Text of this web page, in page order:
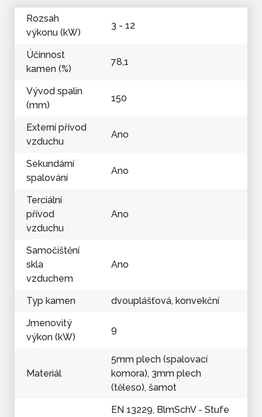
Rozsah
výkonu (kW)
3 - 12
Účinnost
kamen (%)
78,1
Vývod spalin
(mm)
150
Externí přívod
vzduchu
Ano
Sekundární
spalování
Ano
Terciální
přívod
vzduchu
Ano
Samočištění
skla
vzduchem
Ano
Typ kamen
dvouplášťová, konvekční
Jmenovitý
výkon (kW)
9
Materiál
5mm plech (spalovací
komora), 3mm plech
(těleso), šamot
EN 13229, BlmSchV - Stufe